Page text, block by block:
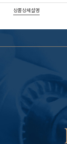
상품상세설명